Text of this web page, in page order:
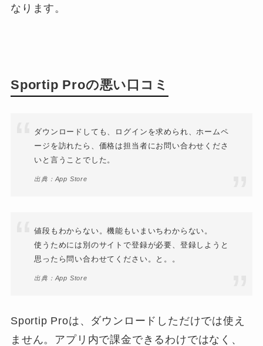
なります。
Sportip Proの悪い口コミ
ダウンロードしても、ログインを求められ、ホームペ
ージを訪れたら、価格は担当者にお問い合わせくださ
いと言うことでした。
出典：App Store
値段もわからない。機能もいまいちわからない。
使うためには別のサイトで登録が必要、登録しようと
思ったら問い合わせてください。と。。
出典：App Store
Sportip Proは、ダウンロードしただけでは使え
ません。アプリ内で課金できるわけではなく、